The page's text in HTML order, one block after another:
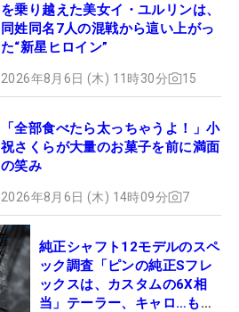
を乗り越えた美女イ・ユルリンは、
同姓同名7人の混戦から這い上がっ
た“新星ヒロイン”
2026年8月6日 (木) 11時30分 15
「全部食べたら太っちゃうよ！」小
祝さくらが大量のお菓子を前に満面
の笑み
2026年8月6日 (木) 14時09分 7
純正シャフト12モデルのスペ
ック調査「ピンの純正Sフレ
ックスは、カスタムの6X相
当」テーラー、キャロ…もチ